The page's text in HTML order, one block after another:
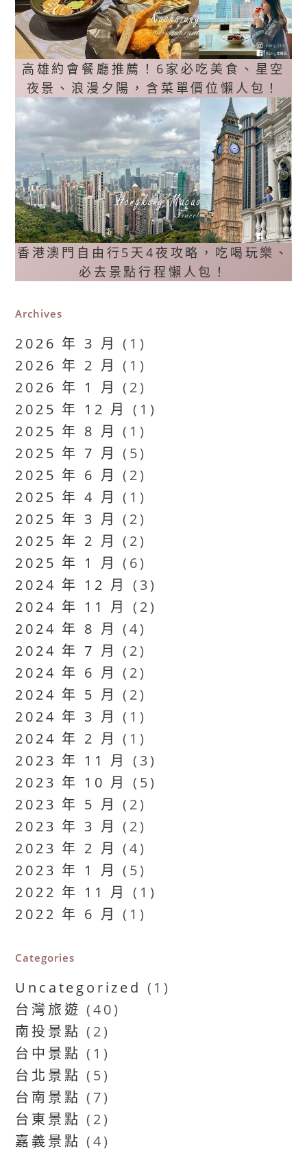
高雄約會餐廳推薦！6家必吃美食、星空
夜景、浪漫夕陽，含菜單價位懶人包！
香港澳門自由行5天4夜攻略，吃喝玩樂、
必去景點行程懶人包！
Archives
2026 年 3 月 (1)
2026 年 2 月 (1)
2026 年 1 月 (2)
2025 年 12 月 (1)
2025 年 8 月 (1)
2025 年 7 月 (5)
2025 年 6 月 (2)
2025 年 4 月 (1)
2025 年 3 月 (2)
2025 年 2 月 (2)
2025 年 1 月 (6)
2024 年 12 月 (3)
2024 年 11 月 (2)
2024 年 8 月 (4)
2024 年 7 月 (2)
2024 年 6 月 (2)
2024 年 5 月 (2)
2024 年 3 月 (1)
2024 年 2 月 (1)
2023 年 11 月 (3)
2023 年 10 月 (5)
2023 年 5 月 (2)
2023 年 3 月 (2)
2023 年 2 月 (4)
2023 年 1 月 (5)
2022 年 11 月 (1)
2022 年 6 月 (1)
Categories
Uncategorized (1)
台灣旅遊 (40)
南投景點 (2)
台中景點 (1)
台北景點 (5)
台南景點 (7)
台東景點 (2)
嘉義景點 (4)